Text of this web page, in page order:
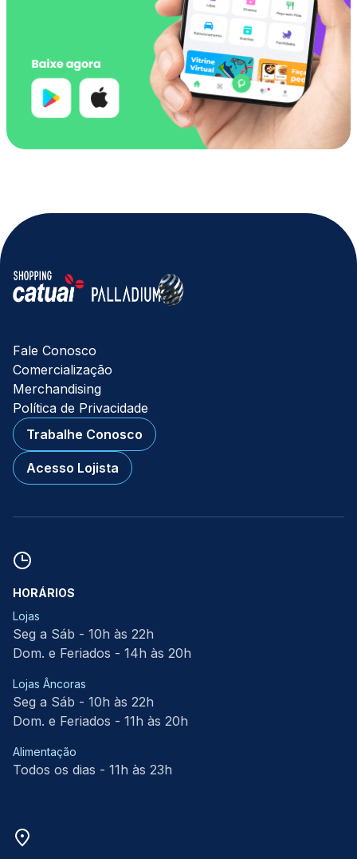
Fale Conosco
Comercialização
Merchandising
Política de Privacidade
Trabalhe Conosco
Acesso Lojista
HORÁRIOS
Lojas
Seg a Sáb - 10h às 22h
Dom. e Feriados - 14h às 20h
Lojas Âncoras
Seg a Sáb - 10h às 22h
Dom. e Feriados - 11h às 20h
Alimentação
Todos os dias - 11h às 23h